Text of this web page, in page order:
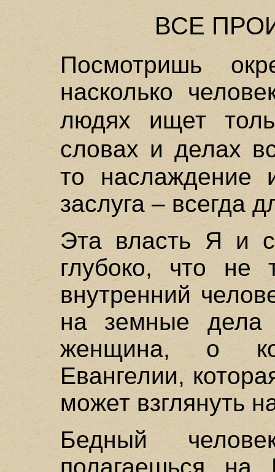
ВСЕ
Посмотришь
насколько
людях ищет
словах и делах
то наслаждение
заслуга – всегда
Эта власть Я и
глубоко, что не
внутренний
на земные дела
женщина, о
Евангелии,
может взглянуть
Бедный